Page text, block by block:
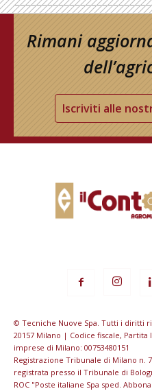
Rimani
Iscriviti alle
© Tecniche Nuove Spa. Tutti i diritti
20157 Milano | Codice fiscale, Partita
imprese di Milano: 00753480151
Registrazione Tribunale di Milano n.
registrata presso il Tribunale di
ROC "Poste italiane Spa sped.